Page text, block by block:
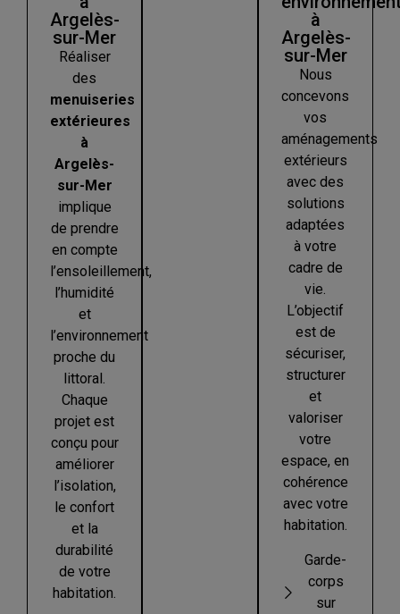
Argelès-
sur-Mer
Réaliser
des
menuiseries
extérieures
à
Argelès-
sur-Mer
implique
de prendre
en compte
l’ensoleillement,
l’humidité
et
l’environnement
proche du
littoral.
Chaque
projet est
conçu pour
améliorer
l’isolation,
le confort
et la
durabilité
de votre
habitation.
à
Argelès-
sur-Mer
Nous
concevons
vos
aménagements
extérieurs
avec des
solutions
adaptées
à votre
cadre de
vie.
L’objectif
est de
sécuriser,
structurer
et
valoriser
votre
espace, en
cohérence
avec votre
habitation.
Garde-
corps
sur